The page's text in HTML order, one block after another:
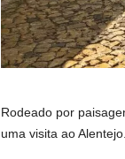
Rodeado por
uma visita ao Alentejo.